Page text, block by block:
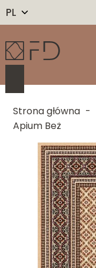
PL
Strona główna -
Apium Beż